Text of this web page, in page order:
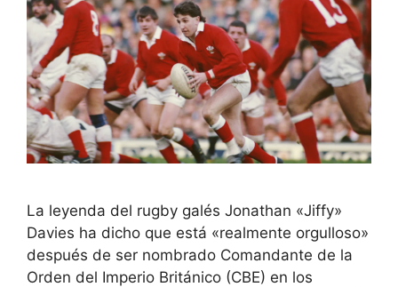
La leyenda del rugby galés Jonathan «Jiffy»
Davies ha dicho que está «realmente orgulloso»
después de ser nombrado Comandante de la
Orden del Imperio Británico (CBE) en los